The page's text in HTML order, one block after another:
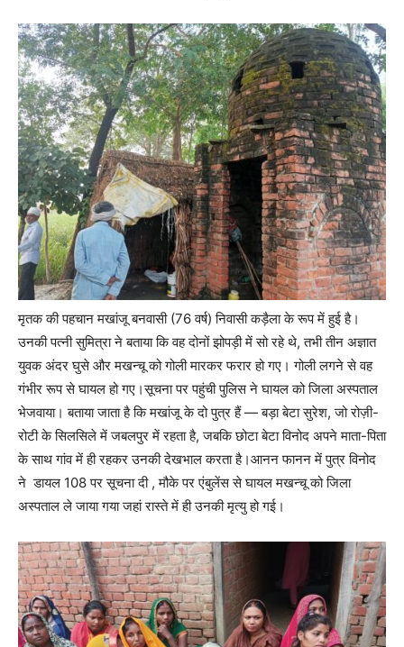
मृतक की पहचान मखांजू बनवासी (76 वर्ष) निवासी कड़ैला के रूप में हुई है।
उनकी पत्नी सुमित्रा ने बताया कि वह दोनों झोपड़ी में सो रहे थे, तभी तीन अज्ञात
युवक अंदर घुसे और मखन्चू को गोली मारकर फरार हो गए। गोली लगने से वह
गंभीर रूप से घायल हो गए।सूचना पर पहुंची पुलिस ने घायल को जिला अस्पताल
भेजवाया। बताया जाता है कि मखांजू के दो पुत्र हैं — बड़ा बेटा सुरेश, जो रोज़ी-
रोटी के सिलसिले में जबलपुर में रहता है, जबकि छोटा बेटा विनोद अपने माता-पिता
के साथ गांव में ही रहकर उनकी देखभाल करता है।आनन फानन में पुत्र विनोद
ने डायल 108 पर सूचना दी , मौके पर एंबुलेंस से घायल मखन्चू को जिला
अस्पताल ले जाया गया जहां रास्ते में ही उनकी मृत्यु हो गई।